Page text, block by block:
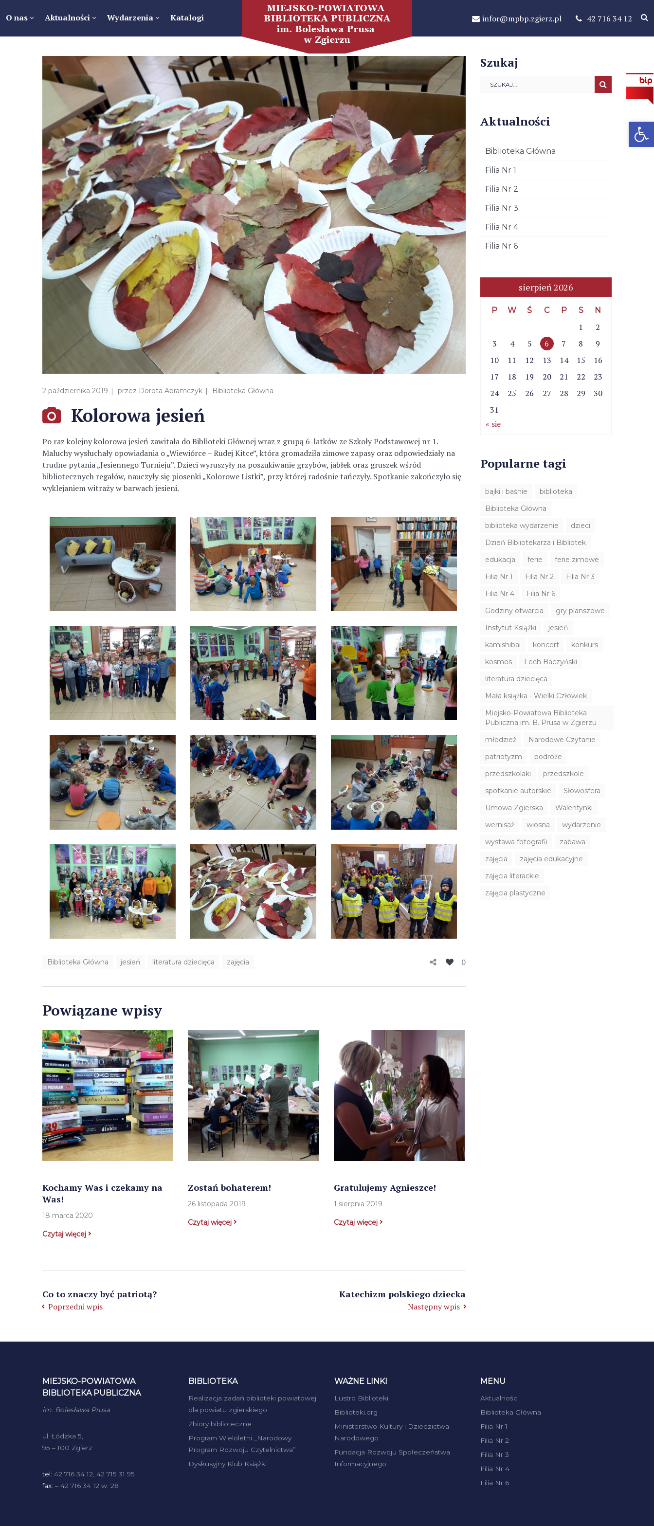
O nas Aktualności Wydarzenia Katalogi infor@mpbp.zgierz.pl 42 716 34 12
2 października 2019 przez Dorota Abramczyk Biblioteka Główna
Kolorowa jesień
Po raz kolejny kolorowa jesień zawitała do Biblioteki Głównej wraz z grupą 6-latków ze Szkoły Podstawowej nr 1.
Maluchy wysłuchały opowiadania o „Wiewiórce – Rudej Kitce”, która gromadziła zimowe zapasy oraz odpowiedziały na
trudne pytania „Jesiennego Turnieju”. Dzieci wyruszyły na poszukiwanie grzybów, jabłek oraz gruszek wśród
bibliotecznych regałów, nauczyły się piosenki „Kolorowe Listki”, przy której radośnie tańczyły. Spotkanie zakończyło się
wyklejaniem witraży w barwach jesieni.
Biblioteka Główna jesień literatura dziecięca zajęcia 0
Powiązane wpisy
Kochamy Was i czekamy na
Was!
18 marca 2020
Czytaj więcej
Zostań bohaterem!
26 listopada 2019
Czytaj więcej
Gratulujemy Agnieszce!
1 sierpnia 2019
Czytaj więcej
Co to znaczy być patriotą?
Poprzedni wpis
Katechizm polskiego dziecka
Następny wpis
Szukaj
Aktualności
Biblioteka Główna
Filia Nr 1
Filia Nr 2
Filia Nr 3
Filia Nr 4
Filia Nr 6
sierpień 2026
P W Ś C P S N
1
2
3
4 5 6 7 8
9
10
11 12 13 14 15
16
17
18 19 20 21 22
23
24
25 26 27 28 29
30
31
« sie
Popularne tagi
bajki i baśnie
biblioteka
Biblioteka Główna
biblioteka wydarzenie
dzieci
Dzień Bibliotekarza i Bibliotek
edukacja
ferie
ferie zimowe
Filia Nr 1
Filia Nr 2
Filia Nr 3
Filia Nr 4
Filia Nr 6
Godziny otwarcia
gry planszowe
Instytut Książki
jesień
kamishibai
koncert
konkurs
kosmos
Lech Baczyński
literatura dziecięca
Mała książka - Wielki Człowiek
Miejsko-Powiatowa Biblioteka
Publiczna im. B. Prusa w Zgierzu
młodzież
Narodowe Czytanie
patriotyzm
podróże
przedszkolaki
przedszkole
spotkanie autorskie
Słowosfera
Umowa Zgierska
Walentynki
wernisaż
wiosna
wydarzenie
wystawa fotografii
zabawa
zajęcia
zajęcia edukacyjne
zajęcia literackie
zajęcia plastyczne
MIEJSKO-POWIATOWA
BIBLIOTEKA PUBLICZNA
im. Bolesława Prusa
ul. Łódzka 5,
95 – 100 Zgierz
tel: 42 716 34 12, 42 715 31 95
fax: – 42 716 34 12 w. 28
BIBLIOTEKA
Realizacja zadań biblioteki powiatowej
dla powiatu zgierskiego
Zbiory biblioteczne
Program Wieloletni „Narodowy
Program Rozwoju Czytelnictwa”
Dyskusyjny Klub Książki
WAŻNE LINKI
Lustro Biblioteki
Biblioteki.org
Ministerstwo Kultury i Dziedzictwa
Narodowego
Fundacja Rozwoju Społeczeństwa
Informacyjnego
MENU
Aktualności
Biblioteka Główna
Filia Nr 1
Filia Nr 2
Filia Nr 3
Filia Nr 4
Filia Nr 6